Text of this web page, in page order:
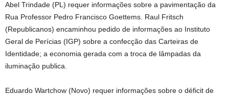
Abel Trindade (PL) requer informações sobre a pavimentação da
Rua Professor Pedro Francisco Goettems. Raul Fritsch
(Republicanos) encaminhou pedido de informações ao Instituto
Geral de Perícias (IGP) sobre a confecção das Carteiras de
Identidade; a economia gerada com a troca de lâmpadas da
iluminação publica.
Eduardo Wartchow (Novo) requer informações sobre o déficit de